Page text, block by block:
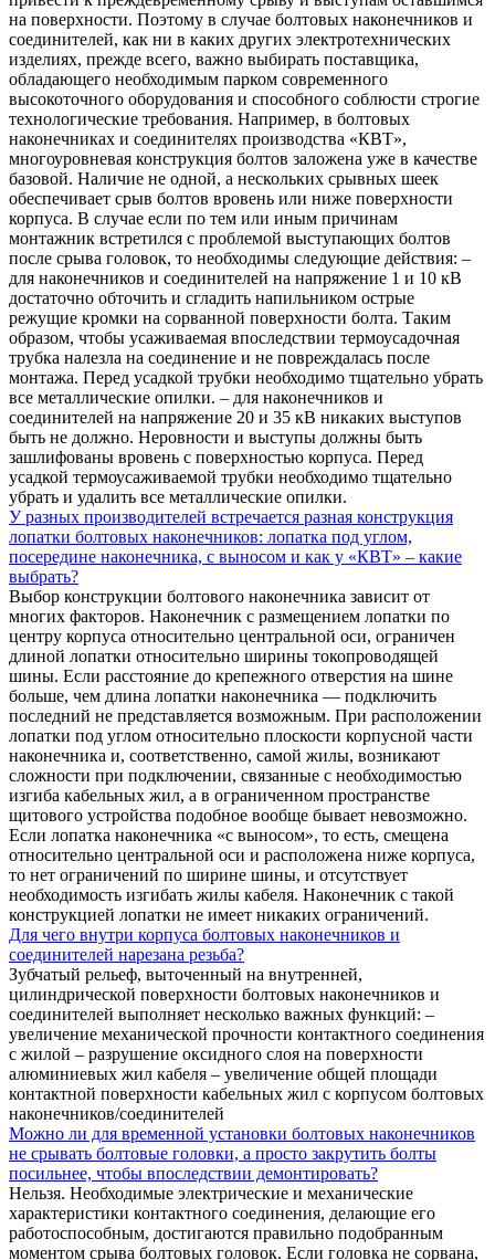
на поверхности. Поэтому в случае болтовых наконечников и
соединителей, как ни в каких других электротехнических
изделиях, прежде всего, важно выбирать поставщика,
обладающего необходимым парком современного
высокоточного оборудования и способного соблюсти строгие
технологические требования. Например, в болтовых
наконечниках и соединителях производства «КВТ»,
многоуровневая конструкция болтов заложена уже в качестве
базовой. Наличие не одной, а нескольких срывных шеек
обеспечивает срыв болтов вровень или ниже поверхности
корпуса. В случае если по тем или иным причинам
монтажник встретился с проблемой выступающих болтов
после срыва головок, то необходимы следующие действия: –
для наконечников и соединителей на напряжение 1 и 10 кВ
достаточно обточить и сгладить напильником острые
режущие кромки на сорванной поверхности болта. Таким
образом, чтобы усаживаемая впоследствии термоусадочная
трубка налезла на соединение и не повреждалась после
монтажа. Перед усадкой трубки необходимо тщательно убрать
все металлические опилки. – для наконечников и
соединителей на напряжение 20 и 35 кВ никаких выступов
быть не должно. Неровности и выступы должны быть
зашлифованы вровень с поверхностью корпуса. Перед
усадкой термоусаживаемой трубки необходимо тщательно
убрать и удалить все металлические опилки.
У разных производителей встречается разная конструкция
лопатки болтовых наконечников: лопатка под углом,
посередине наконечника, с выносом и как у «КВТ» – какие
выбрать?
Выбор конструкции болтового наконечника зависит от
многих факторов. Наконечник с размещением лопатки по
центру корпуса относительно центральной оси, ограничен
длиной лопатки относительно ширины токопроводящей
шины. Если расстояние до крепежного отверстия на шине
больше, чем длина лопатки наконечника — подключить
последний не представляется возможным. При расположении
лопатки под углом относительно плоскости корпусной части
наконечника и, соответственно, самой жилы, возникают
сложности при подключении, связанные с необходимостью
изгиба кабельных жил, а в ограниченном пространстве
щитового устройства подобное вообще бывает невозможно.
Если лопатка наконечника «с выносом», то есть, смещена
относительно центральной оси и расположена ниже корпуса,
то нет ограничений по ширине шины, и отсутствует
необходимость изгибать жилы кабеля. Наконечник с такой
конструкцией лопатки не имеет никаких ограничений.
Для чего внутри корпуса болтовых наконечников и
соединителей нарезана резьба?
Зубчатый рельеф, выточенный на внутренней,
цилиндрической поверхности болтовых наконечников и
соединителей выполняет несколько важных функций: –
увеличение механической прочности контактного соединения
с жилой – разрушение оксидного слоя на поверхности
алюминиевых жил кабеля – увеличение общей площади
контактной поверхности кабельных жил с корпусом болтовых
наконечников/соединителей
Можно ли для временной установки болтовых наконечников
не срывать болтовые головки, а просто закрутить болты
посильнее, чтобы впоследствии демонтировать?
Нельзя. Необходимые электрические и механические
характеристики контактного соединения, делающие его
работоспособным, достигаются правильно подобранным
моментом срыва болтовых головок. Если головка не сорвана,